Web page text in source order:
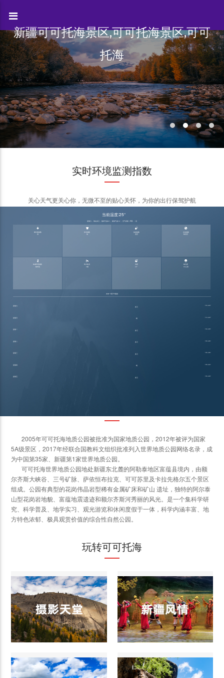
新疆可可托海景区,可可托海景区,可可
托海
实时环境监测指数
关心天气更关心你，无微不至的贴心关怀，为你的出行保驾护航
当前温度:25°
星期六， 现在多云， 最高气温30°， 最低气温15°， 空气质量（AQI）：优

紫外线指数
强

穿衣指数
热

旅游指数
适宜

运动指数
较适宜

体感舒适指数
较舒适

风力状况
4级

湿度
42°

能见度
30公里
未来一周天气预报
星期六 多云
15°~30°
星期日 晴
14°~30°
星期一 多云
16°~33°
星期二 多云
18°~35°
星期三 多云
18°~35°
星期四 晴
18°~34°
多云
18°~33°
2005年可可托海地质公园被批准为国家地质公园，2012年被评为国家
5A级景区，2017年经联合国教科文组织批准列入世界地质公园网络名录，成
为中国第35家、新疆第1家世界地质公园。
可可托海世界地质公园地处新疆东北麓的阿勒泰地区富蕴县境内，由额
尔齐斯大峡谷、三号矿脉、萨依恒布拉克、可可苏里及卡拉先格尔五个景区
组成。公园有典型的花岗伟晶岩型稀有金属矿床和矿山 遗址，独特的阿尔泰
山型花岗岩地貌、富蕴地震遗迹和额尔齐斯河秀丽的风光。是一个集科学研
究、科学普及、地学实习、观光游览和休闲度假于一体，科学内涵丰富、地
方特色浓郁、极具观赏价值的综合性自然公园。
玩转可可托海